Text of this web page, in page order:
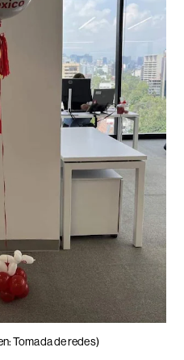
Tomada de redes)